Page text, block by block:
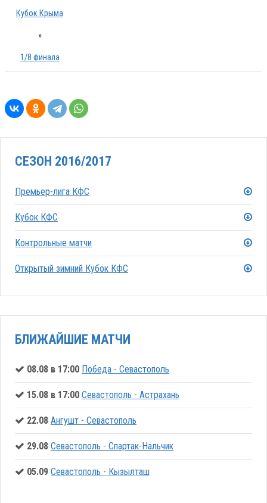
Кубок Крыма
»
1/8 финала
СЕЗОН 2016/2017
Премьер-лига КФС
Кубок КФС
Контрольные матчи
Открытый зимний Кубок КФС
БЛИЖАЙШИЕ МАТЧИ
08.08 в 17:00 Победа - Севастополь
15.08 в 17:00 Севастополь - Астрахань
22.08 Ангушт - Севастополь
29.08 Севастополь - Спартак-Нальчик
05.09 Севастополь - Кызылташ